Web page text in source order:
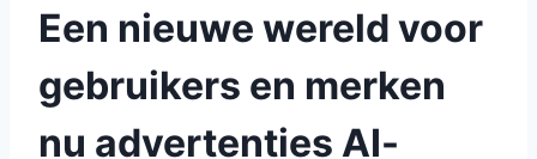
Een nieuwe wereld voor
gebruikers en merken
nu advertenties AI-